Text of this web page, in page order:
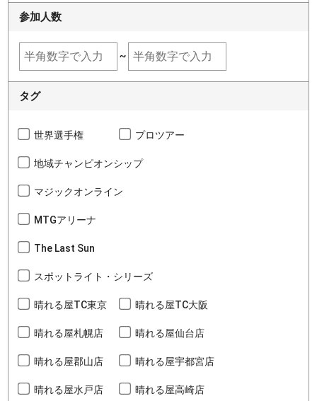
参加人数
~
タグ
世界選手権 プロツアー
地域チャンピオンシップ
マジックオンライン
MTGアリーナ
The Last Sun
スポットライト・シリーズ
晴れる屋TC東京 晴れる屋TC大阪
晴れる屋札幌店 晴れる屋仙台店
晴れる屋郡山店 晴れる屋宇都宮店
晴れる屋水戸店 晴れる屋高崎店